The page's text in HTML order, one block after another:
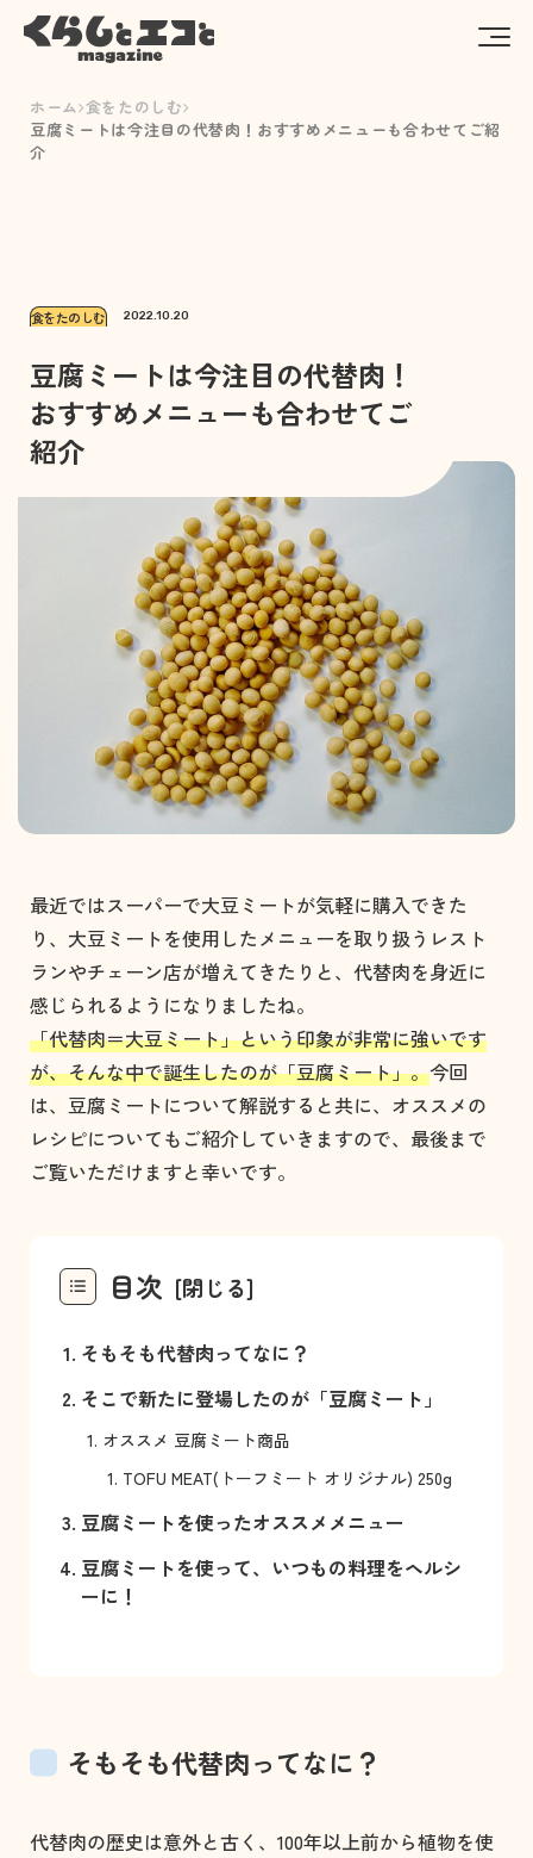
ホーム 食をたのしむ
豆腐ミートは今注目の代替肉！おすすめメニューも合わせてご紹
介
食をたのしむ 2022.10.20
豆腐ミートは今注目の代替肉！
おすすめメニューも合わせてご
紹介
最近ではスーパーで大豆ミートが気軽に購入できた
り、大豆ミートを使用したメニューを取り扱うレスト
ランやチェーン店が増えてきたりと、代替肉を身近に
感じられるようになりましたね。
「代替肉＝大豆ミート」という印象が非常に強いです
が、そんな中で誕生したのが「豆腐ミート」。今回
は、豆腐ミートについて解説すると共に、オススメの
レシピについてもご紹介していきますので、最後まで
ご覧いただけますと幸いです。
目次
そもそも代替肉ってなに？
そこで新たに登場したのが「豆腐ミート」
オススメ 豆腐ミート商品
TOFU MEAT(トーフミート オリジナル) 250g
豆腐ミートを使ったオススメメニュー
豆腐ミートを使って、いつもの料理をヘルシ
ーに！
そもそも代替肉ってなに？
代替肉の歴史は意外と古く、100年以上前から植物を使